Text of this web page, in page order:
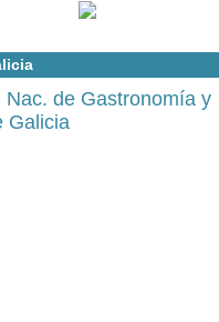
Nac. de Gastronomía y
Galicia